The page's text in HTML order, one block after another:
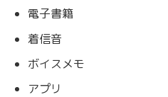
電子書籍
着信音
ボイスメモ
アプリ